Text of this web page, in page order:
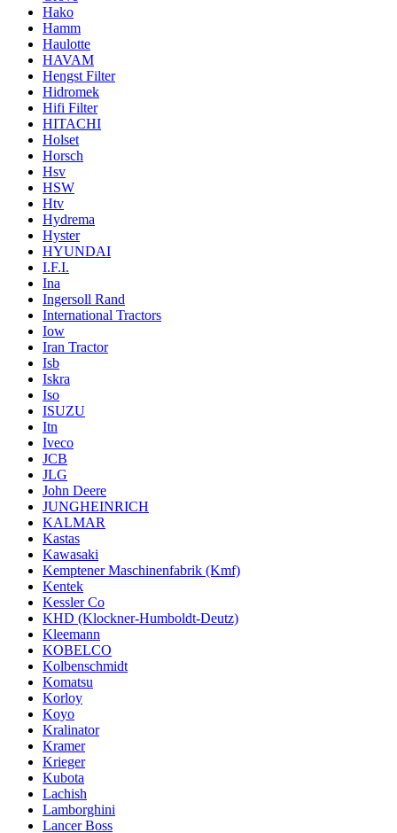
Hako
Hamm
Haulotte
HAVAM
Hengst Filter
Hidromek
Hifi Filter
HITACHI
Holset
Horsch
Hsv
HSW
Htv
Hydrema
Hyster
HYUNDAI
I.F.I.
Ina
Ingersoll Rand
International Tractors
Iow
Iran Tractor
Isb
Iskra
Iso
ISUZU
Itn
Iveco
JCB
JLG
John Deere
JUNGHEINRICH
KALMAR
Kastas
Kawasaki
Kemptener Maschinenfabrik (Kmf)
Kentek
Kessler Co
KHD (Klockner-Humboldt-Deutz)
Kleemann
KOBELCO
Kolbenschmidt
Komatsu
Korloy
Koyo
Kralinator
Kramer
Krieger
Kubota
Lachish
Lamborghini
Lancer Boss